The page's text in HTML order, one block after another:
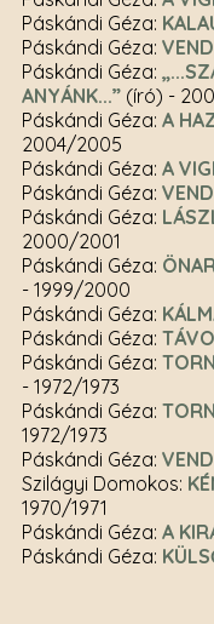
Páskándi Géza:
Páskándi Géza:
Páskándi Géza:
ANYÁNK...”(író) -
Páskándi Géza: A
2004/2005
Páskándi Géza: A
Páskándi Géza:
Páskándi Géza:
2000/2001
Páskándi Géza:
- 1999/2000
Páskándi Géza:
Páskándi Géza:
Páskándi Géza:
- 1972/1973
Páskándi Géza:
1972/1973
Páskándi Géza:
Szilágyi Domokos:
1970/1971
Páskándi Géza: A
Páskándi Géza: